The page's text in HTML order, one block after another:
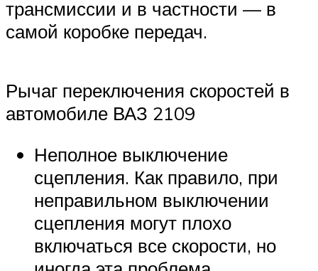
трансмиссии и в частности — в
самой коробке передач.
Рычаг переключения скоростей в
автомобиле ВАЗ 2109
Неполное выключение
сцепления. Как правило, при
неправильном выключении
сцепления могут плохо
включаться все скорости, но